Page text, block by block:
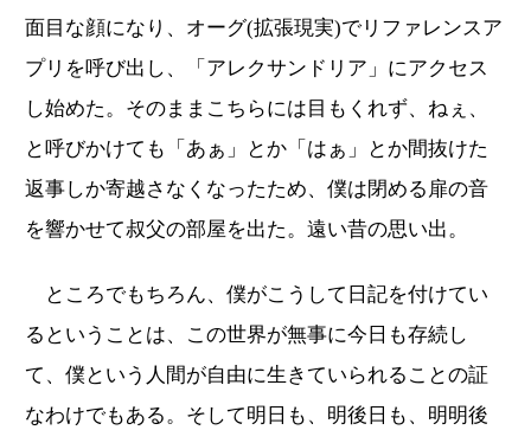
面目な顔になり、オーグ(拡張現実)でリファレンスア
プリを呼び出し、「アレクサンドリア」にアクセス
し始めた。そのままこちらには目もくれず、ねぇ、
と呼びかけても「あぁ」とか「はぁ」とか間抜けた
返事しか寄越さなくなったため、僕は閉める扉の音
を響かせて叔父の部屋を出た。遠い昔の思い出。
ところでもちろん、僕がこうして日記を付けてい
るということは、この世界が無事に今日も存続し
て、僕という人間が自由に生きていられることの証
なわけでもある。そして明日も、明後日も、明明後